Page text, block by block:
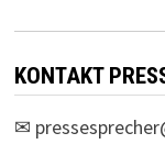
KONTAKT
✉